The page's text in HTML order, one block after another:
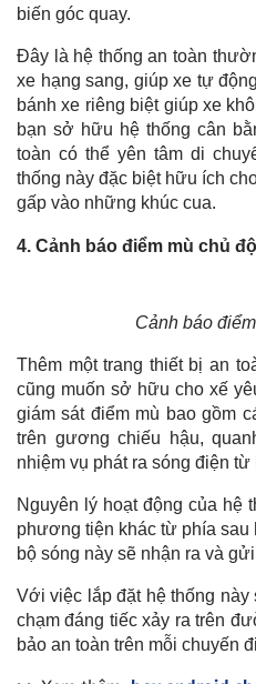
biến góc quay.
Đây là hệ thống an toàn
xe hạng sang, giúp xe tự
bánh xe riêng biệt giúp xe
bạn sở hữu hệ thống cân
toàn có thể yên tâm di
thống này đặc biệt hữu ích
gấp vào những khúc cua.
4. Cảnh báo điểm mù chủ
Cảnh báo
Thêm một trang thiết bị an
cũng muốn sở hữu cho xế
giám sát điểm mù bao gồm
trên gương chiếu hậu,
nhiệm vụ phát ra sóng điện
Nguyên lý hoạt động của hệ
phương tiện khác từ phía sau
bộ sóng này sẽ nhận ra và
Với việc lắp đặt hệ thống này
chạm đáng tiếc xảy ra trên
bảo an toàn trên mỗi chuyến